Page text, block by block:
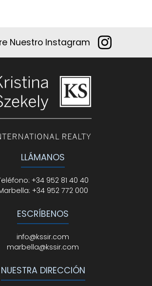
Nuestro Instagram
LLÁMANOS
: +34 952 81 40 40
+34 952 772 000
ESCRÍBENOS
info@kssir.com
marbella@kssir.com
NUESTRA DIRECCIÓN